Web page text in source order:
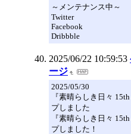
～メンテナンス中～
Twitter
Facebook
Dribbble
2025/06/22 10:59:53
ージ
2025/05/30
『素晴らしき日々
プしました
『素晴らしき日々
プしました！